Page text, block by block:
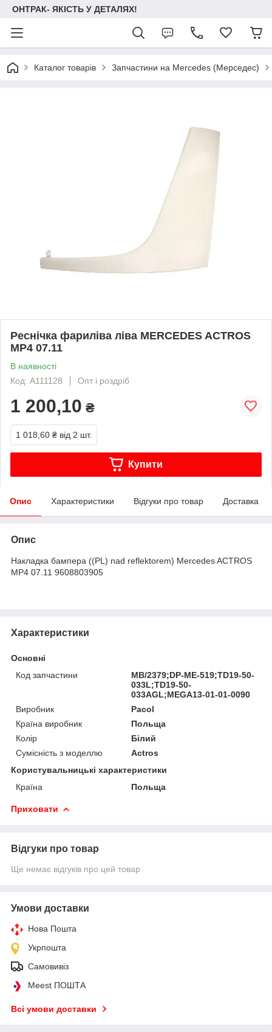
ОНТРАК- ЯКІСТЬ У ДЕТАЛЯХ!
Каталог товарів Запчастини на Mercedes (Мерседес)
Реснічка фариліва ліва MERCEDES ACTROS
MP4 07.11
В наявності
Код: A111128
Опт і роздріб
1 200,10 ₴
1 018,60 ₴ від 2 шт.
Купити
Опис Характеристики Відгуки про товар Доставка
Опис
Накладка бампера ((PL) nad reflektorem) Mercedes ACTROS
MP4 07.11 9608803905
Характеристики
Основні
Код запчастини
MB/2379;DP-ME-519;TD19-50-
033L;TD19-50-
033AGL;MEGA13-01-01-0090
Виробник
Pacol
Країна виробник
Польща
Колір
Білий
Сумісність з моделлю
Actros
Користувальницькі характеристики
Країна
Польща
Приховати
Відгуки про товар
Ще немає відгуків про цей товар
Умови доставки
Нова Пошта
Укрпошта
Самовивіз
Meest ПОШТА
Всі умови доставки